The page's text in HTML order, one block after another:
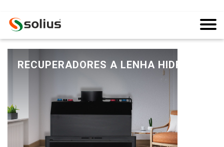
RECUPERADORES A LENHA HIDRO